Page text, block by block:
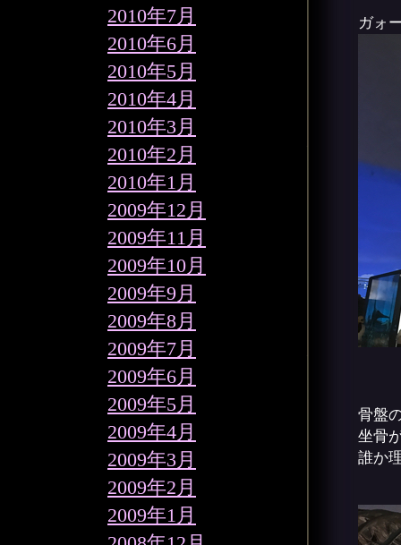
2010年7月
2010年6月
2010年5月
2010年4月
2010年3月
2010年2月
2010年1月
2009年12月
2009年11月
2009年10月
2009年9月
2009年8月
2009年7月
2009年6月
2009年5月
2009年4月
2009年3月
2009年2月
2009年1月
ガォ
骨盤
坐骨
誰か